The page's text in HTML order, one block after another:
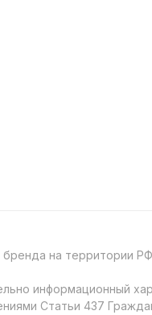
на территории РФ
информационный
Статьи 437